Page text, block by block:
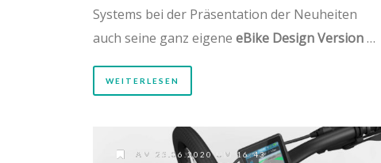
Systems bei der Präsentation der Neuheiten
auch seine ganz eigene eBike Design Version…
WEITERLESEN
AM 25.06.2020 UM 16:43